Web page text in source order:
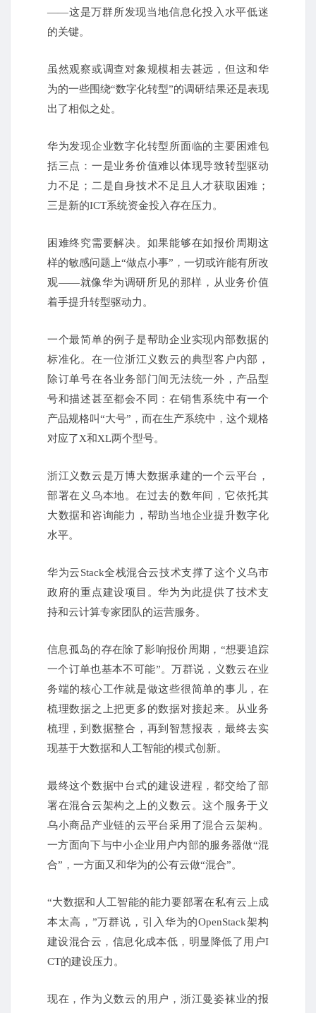
——这是万群所发现当地信息化投入水平低迷
的关键。
虽然观察或调查对象规模相去甚远，但这和华
为的一些围绕“数字化转型”的调研结果还是表现
出了相似之处。
华为发现企业数字化转型所面临的主要困难包
括三点： 一是业务价值难以体现导致转型驱动
力不足； 二是自身技术不足且人才获取困难；
三是新的ICT系统资金投入存在压力。
困难终究需要解决。 如果能够在如报价周期这
样的敏感问题上“做点小事”，一切或许能有所改
观——就像华为调研所见的那样，从业务价值
着手提升转型驱动力。
一个最简单的例子是帮助企业实现内部数据的
标准化。 在一位浙江义数云的典型客户内部，
除订单号在各业务部门间无法统一外，产品型
号和描述甚至都会不同：在销售系统中有一个
产品规格叫“大号”，而在生产系统中，这个规格
对应了X和XL两个型号。
浙江义数云是万博大数据承建的一个云平台，
部署在义乌本地。 在过去的数年间，它依托其
大数据和咨询能力，帮助当地企业提升数字化
水平。
华为云Stack全栈混合云技术支撑了这个义乌市
政府的重点建设项目。华为为此提供了技术支
持和云计算专家团队的运营服务。
信息孤岛的存在除了影响报价周期，“想要追踪
一个订单也基本不可能”。万群说，义数云在业
务端的核心工作就是做这些很简单的事儿，在
梳理数据之上把更多的数据对接起来。
从业务
梳理，到数据整合，再到智慧报表，最终去实
现基于大数据和人工智能的模式创新。
最终这个数据中台式的建设进程，都交给了部
署在混合云架构之上的义数云。这个服务于义
乌小商品产业链的云平台采用了混合云架构。
一方面向下与中小企业用户内部的服务器做“混
合”，一方面又和华为的公有云做“混合”。
“大数据和人工智能的能力要部署在私有云上成
本太高，”万群说，引入华为的OpenStack架构
建设混合云，信息化成本低，明显降低了用户I
CT的建设压力。
现在，作为义数云的用户，浙江曼姿袜业的报